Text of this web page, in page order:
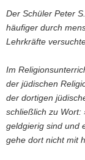
Der Schüler Peter
häufiger durch
Lehrkräfte
Im
der jüdischen
der dortigen
schließlich zu Wort:
geldgierig sind und
gehe dort nicht mit